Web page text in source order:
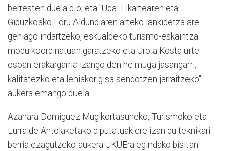
berresten duela dio, eta "Udal Elkartearen eta
Gipuzkoako Foru Aldundiaren arteko lankidetza are
gehiago indartzeko, eskualdeko turismo-eskaintza
modu koordinatuan garatzeko eta Urola Kosta urte
osoan erakargarria izango den helmuga jasangarri,
kalitatezko eta lehiakor gisa sendotzen jarraitzeko"
aukera emango duela.
Azahara Domiguez Mugikortasuneko, Turismoko eta
Lurralde Antolaketako diputatuak ere izan du teknikari
berria ezagutzeko aukera UKUEra egindako bisitan.